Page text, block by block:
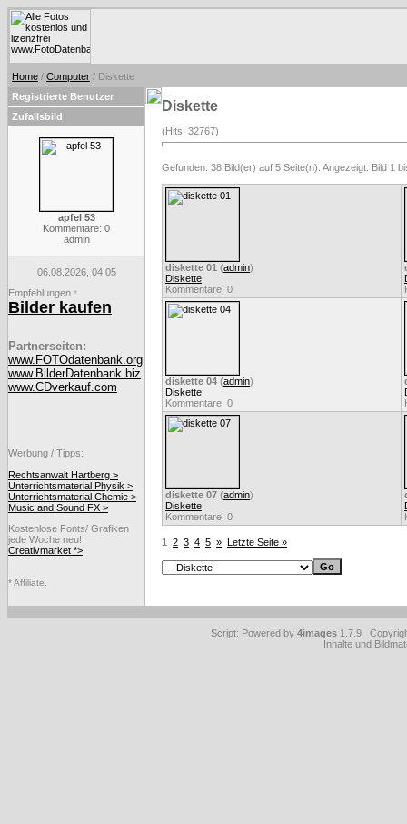
Home / Computer / Diskette
Registrierte Benutzer
Zufallsbild
apfel 53
Kommentare: 0
admin
06.08.2026, 04:05
Empfehlungen *
Bilder kaufen
Partnerseiten:
www.FOTOdatenbank.org
www.BilderDatenbank.biz
www.CDverkauf.com
Werbung / Tipps:
Rechtsanwalt Hartberg >
Unterrichtsmaterial Physik >
Unterrichtsmaterial Chemie >
Music and Sound FX >
Kostenlose Fonts/ Grafiken
jede Woche neu!
Creativmarket *>
* Affiliate.
Diskette
(Hits: 32767)
Gefunden: 38 Bild(er) auf 5 Seite(n). Angezeigt: Bild 1
diskette 01 (admin)
Diskette
Kommentare: 0
diskette 04 (admin)
Diskette
Kommentare: 0
diskette 07 (admin)
Diskette
Kommentare: 0
1 2 3 4 5 » Letzte Seite »
Script: Powered by 4images 1.7.9
Inhalte und